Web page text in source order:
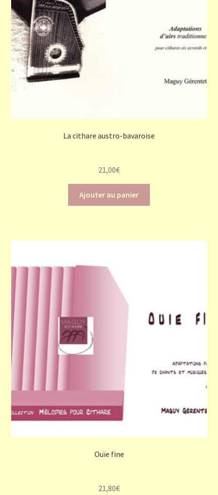
La cithare austro-bavaroise
21,00€
Ajouter au panier
Ouïe fine
21,80€